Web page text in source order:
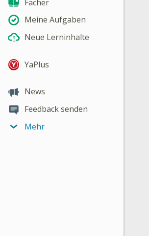
Fächer
Meine Aufgaben
Neue Lerninhalte
YaPlus
News
Feedback senden
Mehr